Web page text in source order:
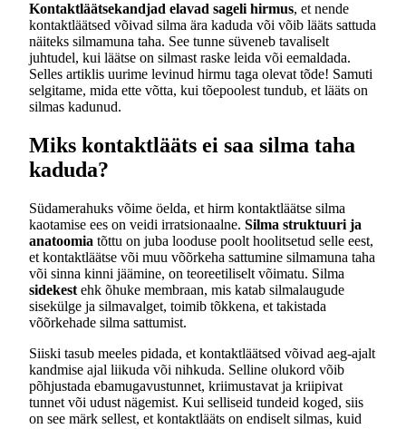
Kontaktläätsekandjad elavad sageli hirmus, et nende
kontaktläätsed võivad silma ära kaduda või võib lääts sattuda
näiteks silmamuna taha. See tunne süveneb tavaliselt
juhtudel, kui läätse on silmast raske leida või eemaldada.
Selles artiklis uurime levinud hirmu taga olevat tõde! Samuti
selgitame, mida ette võtta, kui tõepoolest tundub, et lääts on
silmas kadunud.
Miks kontaktlääts ei saa silma taha
kaduda?
Südamerahuks võime öelda, et hirm kontaktläätse silma
kaotamise ees on veidi irratsionaalne. Silma struktuuri ja
anatoomia tõttu on juba looduse poolt hoolitsetud selle eest,
et kontaktläätse või muu võõrkeha sattumine silmamuna taha
või sinna kinni jäämine, on teoreetiliselt võimatu. Silma
sidekest ehk õhuke membraan, mis katab silmalaugude
sisekülge ja silmavalget, toimib tõkkena, et takistada
võõrkehade silma sattumist.
Siiski tasub meeles pidada, et kontaktläätsed võivad aeg-ajalt
kandmise ajal liikuda või nihkuda. Selline olukord võib
põhjustada ebamugavustunnet, kriimustavat ja kriipivat
tunnet või udust nägemist. Kui selliseid tundeid koged, siis
on see märk sellest, et kontaktlääts on endiselt silmas, kuid